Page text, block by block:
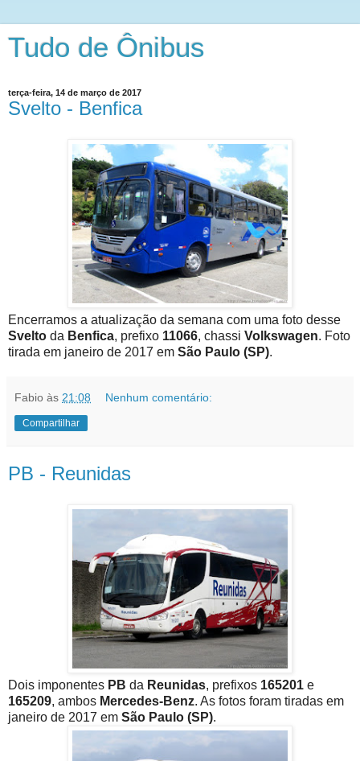
Tudo de Ônibus
terça-feira, 14 de março de 2017
Svelto - Benfica
Encerramos a atualização da semana com uma foto desse
Svelto da Benfica, prefixo 11066, chassi Volkswagen. Foto
tirada em janeiro de 2017 em São Paulo (SP).
Fabio às 21:08 Nenhum comentário:
Compartilhar
PB - Reunidas
Dois imponentes PB da Reunidas, prefixos 165201 e
165209, ambos Mercedes-Benz. As fotos foram tiradas em
janeiro de 2017 em São Paulo (SP).